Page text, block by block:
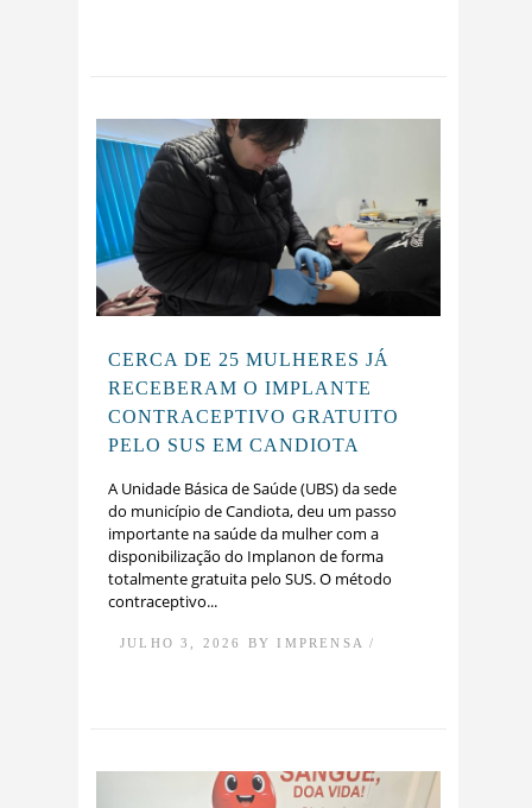
CERCA DE 25 MULHERES JÁ
RECEBERAM O IMPLANTE
CONTRACEPTIVO GRATUITO
PELO SUS EM CANDIOTA
A Unidade Básica de Saúde (UBS) da sede
do município de Candiota, deu um passo
importante na saúde da mulher com a
disponibilização do Implanon de forma
totalmente gratuita pelo SUS. O método
contraceptivo...
JULHO 3, 2026 BY IMPRENSA /